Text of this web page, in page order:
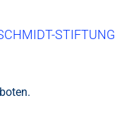
STIFTUNG